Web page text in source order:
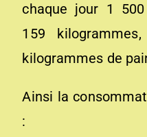
chaque jour 1
159
kilogrammes de
Ainsi la
: